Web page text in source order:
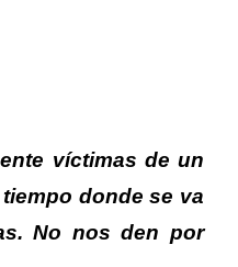
víctimas de un
donde se va
No nos den por